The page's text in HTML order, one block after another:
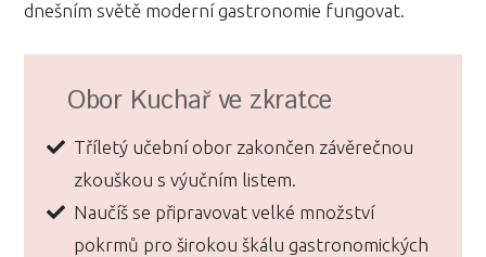
dnešním světě moderní gastronomie fungovat.
Obor Kuchař ve zkratce
Tříletý učební obor zakončen závěrečnou
zkouškou s výučním listem.
Naučíš se připravovat velké množství
pokrmů pro širokou škálu gastronomických